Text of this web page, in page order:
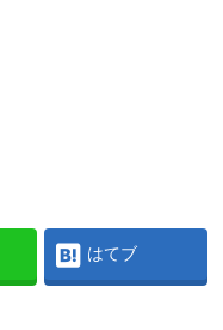
はてブ